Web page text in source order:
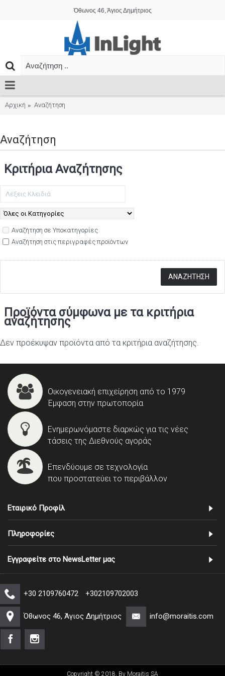
Όθωνος 46, Άγιος Δημήτριος
Αρχική Αναζήτηση
Αναζήτηση
Κριτήρια Αναζήτησης
Αναζήτηση σε Υποκατηγορίες
Αναζήτηση στις περιγραφές προϊόντων
Προϊόντα σύμφωνα με τα κριτήρια
αναζήτησης
Δεν προέκυψαν προϊόντα από τα κριτήρια αναζήτησης.
Οικογενειακή επιχείρηση από το 1979
Έμφαση στην πρωτοπορία
Ενημερωνόμαστε διαρκώς για τις νέες
τάσεις της Διεθνούς αγοράς
Επενδύουμε σε τεχνολογία
που προστατεύει το περιβάλλον
Εταιρικό Προφίλ
Πληροφορίες
Εγγραφείτε στο NewsLetter μας
+30 2109760472 +302109702003
Όθωνος 46, Άγιος Δημήτριος info@moraitis.com
Copyright © 2018, By Moraitis SA